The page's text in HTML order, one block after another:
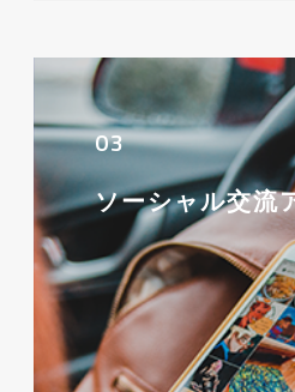
03
ソーシャル交流